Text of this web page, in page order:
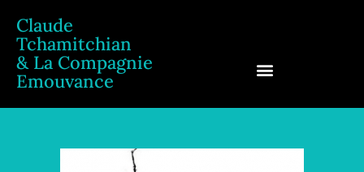
Claude
Tchamitchian
& La Compagnie
Emouvance